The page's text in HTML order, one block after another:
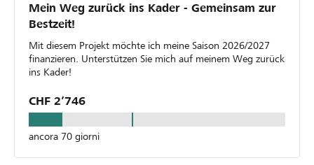
Mein Weg zurück ins Kader - Gemeinsam zur
Bestzeit!
Mit diesem Projekt möchte ich meine Saison 2026/2027
finanzieren. Unterstützen Sie mich auf meinem Weg zurück
ins Kader!
CHF 2’746
ancora 70 giorni